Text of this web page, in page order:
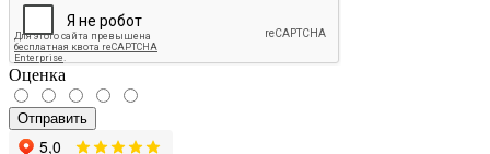
Оценка
Отправить